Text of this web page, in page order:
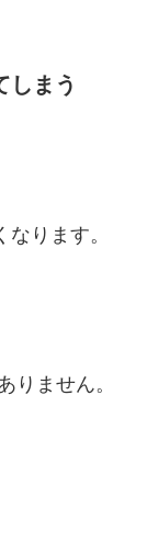
しまう
ります。
りません。